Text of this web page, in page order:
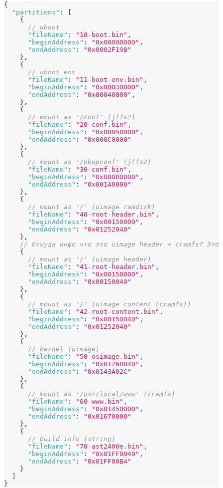
{
"partitions" :
[
{
// uboot
"fileName" : "10-boot.bin" ,
"beginAddress" : "0x00000000" ,
"endAddress" :
"0x0002F198"
} ,
{
// uboot env
"fileName" : "11-boot-env.bin" ,
"beginAddress" : "0x00030000" ,
"endAddress" : "0x00040000" ,
} ,
{
// mount as '/conf' (jffs2)
"fileName" : "20-conf.bin" ,
"beginAddress" : "0x00050000" ,
"endAddress" :
"0x000C0000"
} ,
{
// mount as '/bkupconf' (jffs2)
"fileName" : "30-conf.bin" ,
"beginAddress" : "0x000D0000" ,
"endAddress" :
"0x00140000"
} ,
{
// mount as '/' (uimage ramdisk)
"fileName" : "40-root-header.bin" ,
"beginAddress" : "0x00150000" ,
"endAddress" :
"0x01252040"
} ,
// Откуда инфо что это uimage header + cramfs? Это
{
// mount as '/' (uimage header)
"fileName" : "41-root-header.bin" ,
"beginAddress" : "0x00150000" ,
"endAddress" :
"0x00150040"
} ,
{
// mount as '/' (uimage content (cramfs))
"fileName" : "42-root-content.bin" ,
"beginAddress" : "0x00150040" ,
"endAddress" :
"0x01252040"
} ,
{
// kernel (uimage)
"fileName" : "50-osimage.bin" ,
"beginAddress" : "0x01260040" ,
"endAddress" :
"0x0143A02C"
} ,
{
// mount as '/usr/local/www' (cramfs)
"fileName" : "60-www.bin" ,
"beginAddress" : "0x01450000" ,
"endAddress" :
"0x01670000"
} ,
{
// build info (string)
"fileName" : "70-ast2400e.bin" ,
"beginAddress" : "0x01FF0040" ,
"endAddress" :
"0x01FF00B4"
}
]
}